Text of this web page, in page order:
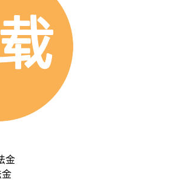
金
金